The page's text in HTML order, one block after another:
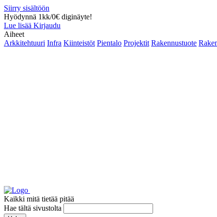
Siirry sisältöön
Hyödynnä 1kk/0€ diginäyte!
Lue lisää Kirjaudu
Aiheet
Arkkitehtuuri Infra Kiinteistöt Pientalo Projektit Rakennustuote
Kaikki mitä tietää pitää
Hae tältä sivustolta